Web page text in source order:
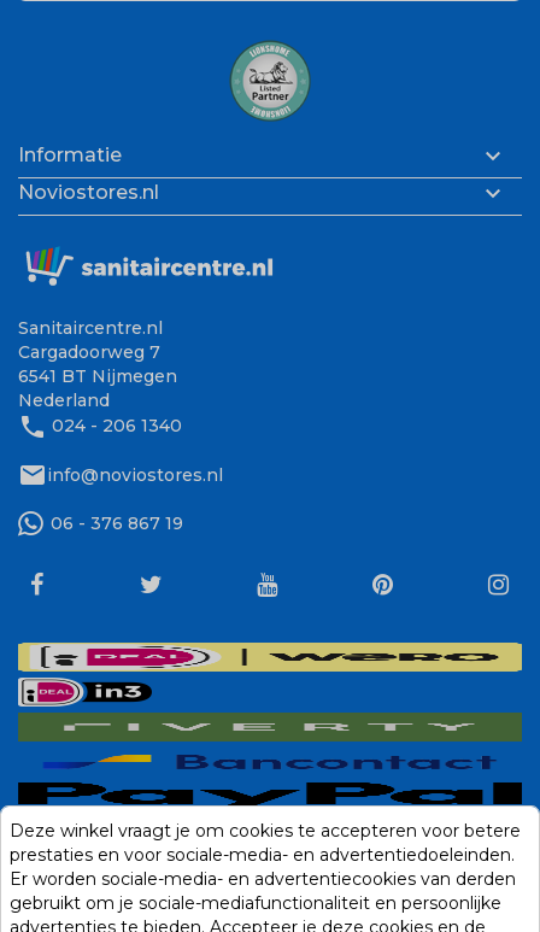
Informatie 
Noviostores.nl 
Sanitaircentre.nl
Cargadoorweg 7
6541 BT Nijmegen
Nederland
phone 024 - 206 1340
mailinfo@noviostores.nl
06 - 376 867 19
Deze winkel vraagt je om cookies te accepteren voor betere
prestaties en voor sociale-media- en advertentiedoeleinden.
Er worden sociale-media- en advertentiecookies van derden
gebruikt om je sociale-mediafunctionaliteit en persoonlijke
advertenties te bieden. Accepteer je deze cookies en de